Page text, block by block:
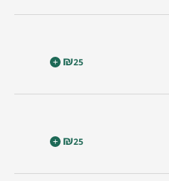
₪25
+
₪25
+